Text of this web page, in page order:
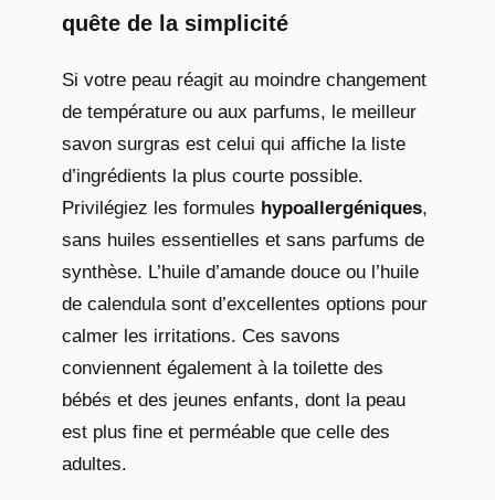
quête de la simplicité
Si votre peau réagit au moindre changement
de température ou aux parfums, le meilleur
savon surgras est celui qui affiche la liste
d’ingrédients la plus courte possible.
Privilégiez les formules hypoallergéniques,
sans huiles essentielles et sans parfums de
synthèse. L’huile d’amande douce ou l’huile
de calendula sont d’excellentes options pour
calmer les irritations. Ces savons
conviennent également à la toilette des
bébés et des jeunes enfants, dont la peau
est plus fine et perméable que celle des
adultes.